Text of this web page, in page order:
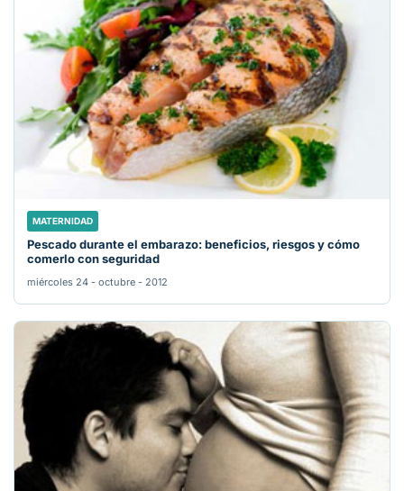
MATERNIDAD
Pescado durante el embarazo: beneficios, riesgos y cómo
comerlo con seguridad
miércoles 24 - octubre - 2012